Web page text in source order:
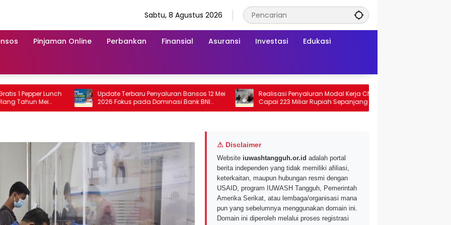
Sabtu, 8 Agustus 2026
Pinjaman Online Perbankan Finansial Asuransi Investasi Edukasi
Lunch
Mei
Update Terbaru Penyaluran Bansos 12 Mei
2026 Fokus pada Dominasi Bank BNI
serta Struk BRI
Realisasi Penyaluran Modal Kerja CNAF
Capai 223 Miliar Rupiah Sepanjang Maret
2026 Ini
⚠ Disclaimer
Website iuwashtangguh.or.id adalah portal
berita independen yang tidak memiliki afiliasi,
keterkaitan, maupun hubungan resmi dengan
USAID, program IUWASH Tangguh, Pemerintah
Amerika Serikat, atau lembaga/organisasi mana
pun yang sebelumnya menggunakan domain ini.
Domain ini diperoleh melalui proses registrasi